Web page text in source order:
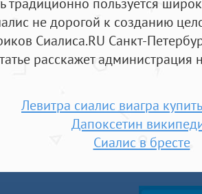
не дорогой к созданию
Сиалиса.RU Санкт-
расскажет администрация
Левитра сиалис виагра
Дапоксетин
Сиалис в бресте